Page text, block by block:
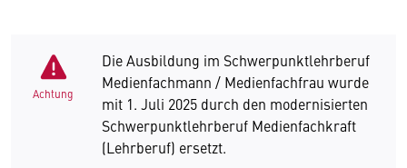
Achtung
Die Ausbildung im Schwerpunktlehrberuf
Medienfachmann / Medienfachfrau wurde
mit 1. Juli 2025 durch den modernisierten
Schwerpunktlehrberuf Medienfachkraft
(Lehrberuf) ersetzt.